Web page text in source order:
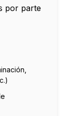
por parte